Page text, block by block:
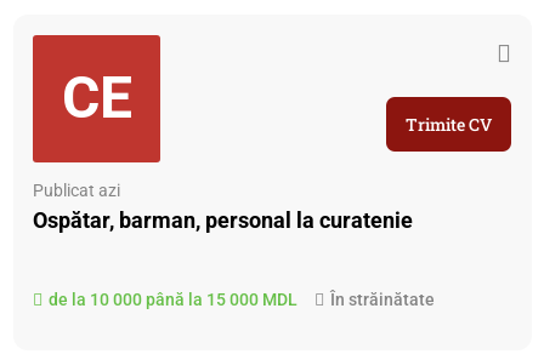
CE
Publicat azi
Ospătar, barman, personal la curatenie
de la 10 000 până la 15 000 MDL În străinătate
Trimite CV